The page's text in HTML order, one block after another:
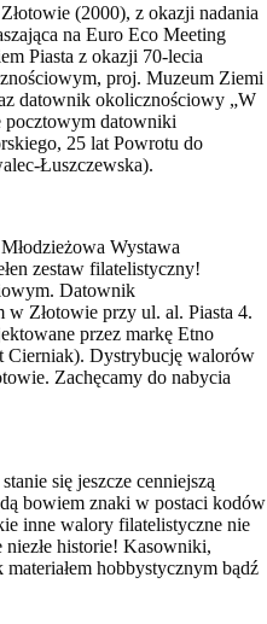
(2000), z okazji nadania
na Euro Eco Meeting
Piasta z okazji 70-lecia
proj. Muzeum Ziemi
datownik okolicznościowy „W
pocztowym datowniki
25 lat Powrotu do
Łuszczewska).
Wystawa
zestaw filatelistyczny!
Datownik
Złotowie przy ul. al. Piasta 4.
przez markę Etno
Cierniak). Dystrybucję walorów
Zachęcamy do nabycia
się jeszcze cenniejszą
bowiem znaki w postaci kodów
inne walory filatelistyczne nie
niezłe historie! Kasowniki,
hobbystycznym bądź